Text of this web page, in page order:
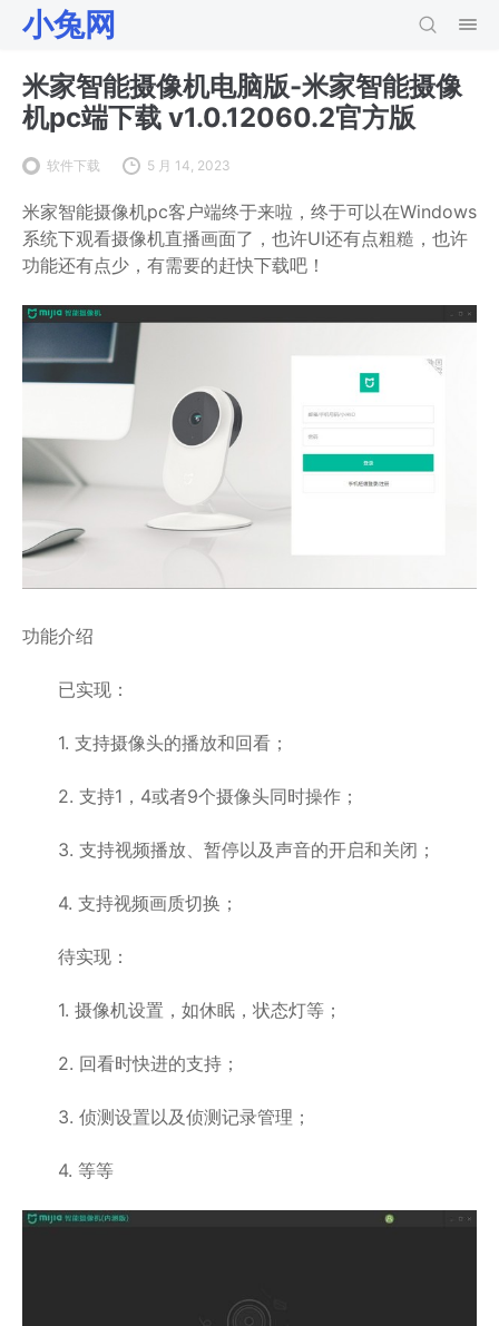
小兔网
米家智能摄像机电脑版-米家智能摄像
机pc端下载 v1.0.12060.2官方版
软件下载 5 月 14, 2023
米家智能摄像机pc客户端终于来啦，终于可以在Windows
系统下观看摄像机直播画面了，也许UI还有点粗糙，也许
功能还有点少，有需要的赶快下载吧！
功能介绍
已实现：
1. 支持摄像头的播放和回看；
2. 支持1，4或者9个摄像头同时操作；
3. 支持视频播放、暂停以及声音的开启和关闭；
4. 支持视频画质切换；
待实现：
1. 摄像机设置，如休眠，状态灯等；
2. 回看时快进的支持；
3. 侦测设置以及侦测记录管理；
4. 等等